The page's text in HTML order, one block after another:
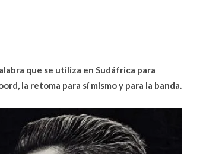
que se utiliza en Sudáfrica para
la retoma para sí mismo y para la banda.